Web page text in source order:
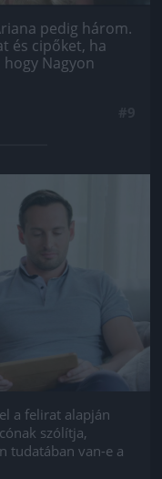
pedig három.
és cipőket, ha
Nagyon
a felirat alapján
szólítja,
tudatában van-e a